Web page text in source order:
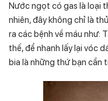
Nước ngọt có gas là loại
nhiên, đây không chỉ là
ra các bệnh về máu như:
thế, để nhanh lấy lại vóc
bia là những thứ bạn cần